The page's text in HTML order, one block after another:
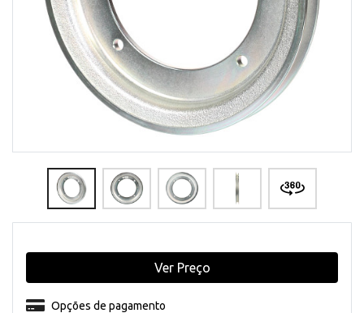
Opções de pagamento
Ver Preço